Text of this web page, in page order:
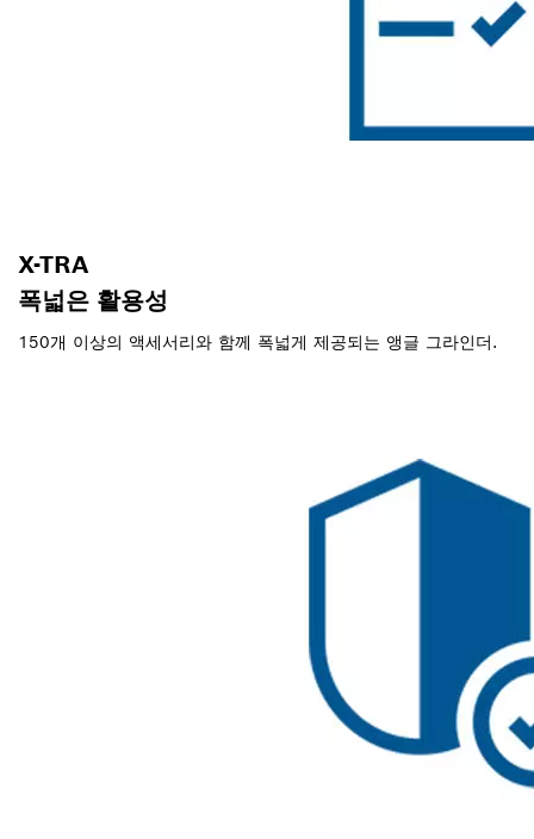
X-TRA
폭넓은 활용성
150개 이상의 액세서리와 함께 폭넓게 제공되는 앵글 그라인더.